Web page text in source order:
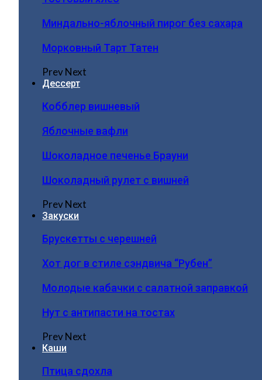
Миндально-яблочный пирог без сахара
Морковный Тарт Татен
PrevNext
Дессерт
Кобблер вишневый
Яблочные вафли
Шоколадное печенье Брауни
Шоколадный рулет с вишней
PrevNext
Закуски
Брускетты с черешней
Хот дог в стиле сэндвича “Рубен”
Молодые кабачки с салатной заправкой
Нут с антипасти на тостах
PrevNext
Каши
Птица сдохла